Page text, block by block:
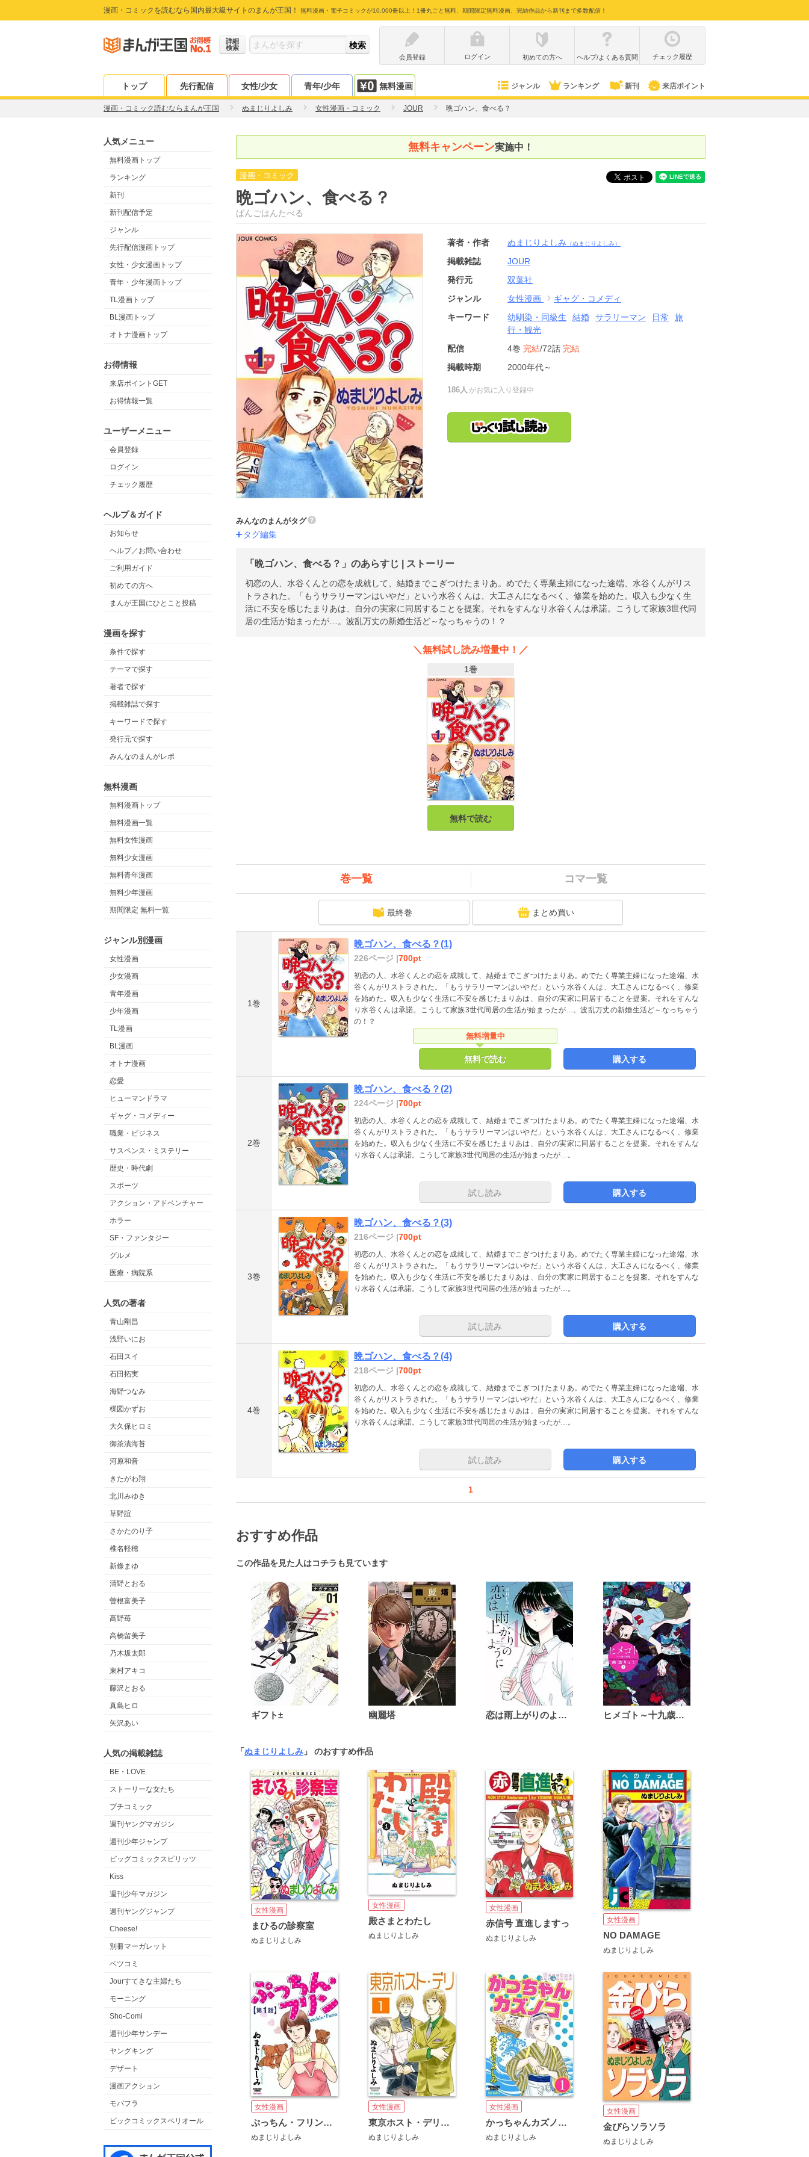
漫画・コミックを読むなら国内最大級サイトのまんが王国！ 無料漫画・電子コミックが10,000冊以上！1冊丸ごと無料、期間限定無料漫画、完結作品から新刊まで多数配信！
詳細
検索
会員登録
ログイン 初めての方へ ヘルプ/よくある質問 チェック履歴
トップ 先行配信 女性/少女 青年/少年 無料漫画 ジャンル ランキング 新刊 来店ポイント
漫画・コミック読むならまんが王国 ぬまじりよしみ 女性漫画・コミック JOUR 晩ゴハン、食べる？
人気メニュー
無料漫画トップ
ランキング
新刊
新刊配信予定
ジャンル
先行配信漫画トップ
女性・少女漫画トップ
青年・少年漫画トップ
TL漫画トップ
BL漫画トップ
オトナ漫画トップ
お得情報
来店ポイントGET
お得情報一覧
ユーザーメニュー
会員登録
ログイン
チェック履歴
ヘルプ＆ガイド
お知らせ
ヘルプ／お問い合わせ
ご利用ガイド
初めての方へ
まんが王国にひとこと投稿
漫画を探す
条件で探す
テーマで探す
著者で探す
掲載雑誌で探す
キーワードで探す
発行元で探す
みんなのまんがレポ
無料漫画
無料漫画トップ
無料漫画一覧
無料女性漫画
無料少女漫画
無料青年漫画
無料少年漫画
期間限定 無料一覧
ジャンル別漫画
女性漫画
少女漫画
青年漫画
少年漫画
TL漫画
BL漫画
オトナ漫画
恋愛
ヒューマンドラマ
ギャグ・コメディー
職業・ビジネス
サスペンス・ミステリー
歴史・時代劇
スポーツ
アクション・アドベンチャー
ホラー
SF・ファンタジー
グルメ
医療・病院系
人気の著者
青山剛昌
浅野いにお
石田スイ
石田拓実
海野つなみ
楳図かずお
大久保ヒロミ
御茶漬海苔
河原和音
きたがわ翔
北川みゆき
草野誼
さかたのり子
椎名軽穂
新條まゆ
清野とおる
曽根富美子
高野苺
高橋留美子
乃木坂太郎
東村アキコ
藤沢とおる
真島ヒロ
矢沢あい
人気の掲載雑誌
BE・LOVE
ストーリーな女たち
プチコミック
週刊ヤングマガジン
週刊少年ジャンプ
ビッグコミックスピリッツ
Kiss
週刊少年マガジン
週刊ヤングジャンプ
Cheese!
別冊マーガレット
ベツコミ
Jourすてきな主婦たち
モーニング
Sho-Comi
週刊少年サンデー
ヤングキング
デザート
漫画アクション
モバフラ
ビックコミックスペリオール
無料キャンペーン実施中！
漫画・コミック
晩ゴハン、食べる？
ばんごはんたべる
著者・作者 ぬまじりよしみ （ぬまじりよしみ）
掲載雑誌
JOUR
発行元
双葉社
ジャンル
女性漫画
ギャグ・コメディ
キーワード
幼馴染・同級生 結婚 サラリーマン 日常
旅
行・観光
配信
4巻 完結/72話 完結
掲載時期
2000年代～
186人 がお気に入り登録中
みんなのまんがタグ
タグ編集
「晩ゴハン、食べる？」のあらすじ | ストーリー
初恋の人、水谷くんとの恋を成就して、結婚までこぎつけたまりあ。めでたく専業主婦になった途端、水谷くんがリス
トラされた。「もうサラリーマンはいやだ」という水谷くんは、大工さんになるべく、修業を始めた。収入も少なく生
活に不安を感じたまりあは、自分の実家に同居することを提案。それをすんなり水谷くんは承諾。こうして家族3世代同
居の生活が始まったが…。波乱万丈の新婚生活ど～なっちゃうの！？
＼無料試し読み増量中！／
1巻
無料で読む
巻一覧 コマ一覧
最終巻 まとめ買い
1巻
晩ゴハン、食べる？(1)
226ページ |700pt
初恋の人、水谷くんとの恋を成就して、結婚までこぎつけたまりあ。めでたく専業主婦になった途端、水
谷くんがリストラされた。「もうサラリーマンはいやだ」という水谷くんは、大工さんになるべく、修業
を始めた。収入も少なく生活に不安を感じたまりあは、自分の実家に同居することを提案。それをすんな
り水谷くんは承諾。こうして家族3世代同居の生活が始まったが…。波乱万丈の新婚生活ど～なっちゃう
の！？
無料増量中
無料で読む 購入する
2巻
晩ゴハン、食べる？(2)
224ページ |700pt
初恋の人、水谷くんとの恋を成就して、結婚までこぎつけたまりあ。めでたく専業主婦になった途端、水
谷くんがリストラされた。「もうサラリーマンはいやだ」という水谷くんは、大工さんになるべく、修業
を始めた。収入も少なく生活に不安を感じたまりあは、自分の実家に同居することを提案。それをすんな
り水谷くんは承諾。こうして家族3世代同居の生活が始まったが…。
試し読み 購入する
3巻
晩ゴハン、食べる？(3)
216ページ |700pt
初恋の人、水谷くんとの恋を成就して、結婚までこぎつけたまりあ。めでたく専業主婦になった途端、水
谷くんがリストラされた。「もうサラリーマンはいやだ」という水谷くんは、大工さんになるべく、修業
を始めた。収入も少なく生活に不安を感じたまりあは、自分の実家に同居することを提案。それをすんな
り水谷くんは承諾。こうして家族3世代同居の生活が始まったが…。
試し読み 購入する
4巻
晩ゴハン、食べる？(4)
218ページ |700pt
初恋の人、水谷くんとの恋を成就して、結婚までこぎつけたまりあ。めでたく専業主婦になった途端、水
谷くんがリストラされた。「もうサラリーマンはいやだ」という水谷くんは、大工さんになるべく、修業
を始めた。収入も少なく生活に不安を感じたまりあは、自分の実家に同居することを提案。それをすんな
り水谷くんは承諾。こうして家族3世代同居の生活が始まったが…。
試し読み 購入する
1
おすすめ作品
この作品を見た人はコチラも見ています
ギフト± 幽麗塔 恋は雨上がりのように ヒメゴト～十九歳の制服～
「ぬまじりよしみ 」 のおすすめ作品
女性漫画
まひるの診察室
ぬまじりよしみ
女性漫画
殿さまとわたし
ぬまじりよしみ
女性漫画
赤信号 直進しますっ
ぬまじりよしみ
女性漫画
NO DAMAGE
ぬまじりよしみ
女性漫画
ぷっちん・フリン（分冊版）
ぬまじりよしみ
女性漫画
東京ホスト・デリ（分冊版）
ぬまじりよしみ
女性漫画
かっちゃんカズノコ（分冊版）
ぬまじりよしみ
女性漫画
金ぴらソラソラ
ぬまじりよしみ